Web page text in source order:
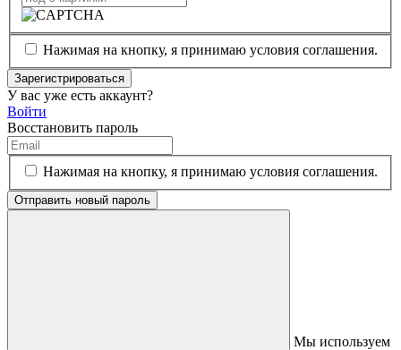
Нажимая на кнопку, я принимаю условия соглашения.
Зарегистрироваться
У вас уже есть аккаунт?
Войти
Восстановить пароль
Нажимая на кнопку, я принимаю условия соглашения.
Отправить новый пароль
Мы используем